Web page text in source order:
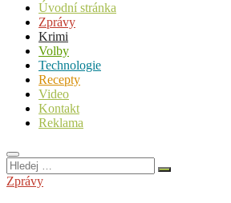
Úvodní stránka
Zprávy
Krimi
Volby
Technologie
Recepty
Video
Kontakt
Reklama
Hledej
…
Zprávy